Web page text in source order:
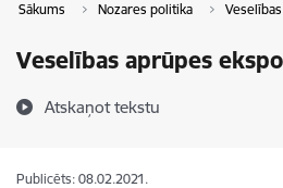
Sākums Nozares politika
Veselības aprūpes
Atskaņot tekstu
Publicēts: 08.02.2021.